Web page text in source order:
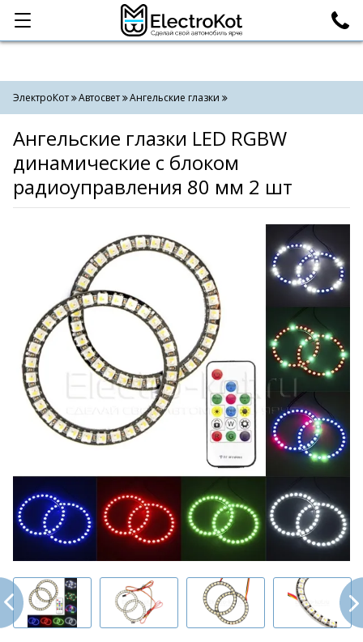
Категории Поиск
ЭлектроКот Автосвет Ангельские глазки
Ангельские глазки LED RGBW
динамические с блоком
радиоуправления 80 мм 2 шт